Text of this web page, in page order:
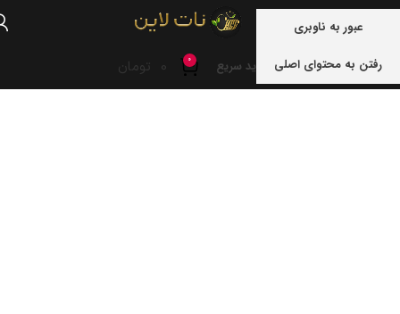
عبور به ناوبری
رفتن به محتوای اصلی
خرید سریع 0
0 تومان